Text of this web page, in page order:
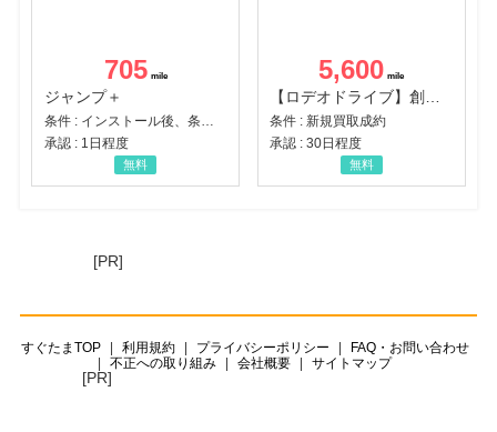
705
ジャンプ＋
承認 : 1日程度
無料
5,600
条件 : 新規買取成約
承認 : 30日程度
無料
[PR]
すぐたまTOP 利用規約 プライバシーポリシー
FAQ・お問い合わせ
不正への取り組み
会社概要 サイトマップ
[PR]